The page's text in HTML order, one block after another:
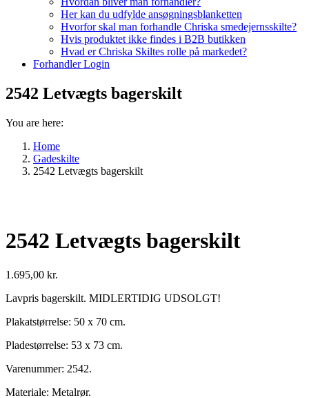
Her kan du udfylde ansøgningsblanketten
Hvorfor skal man forhandle Chriska smedejernsskilte?
Hvis produktet ikke findes i B2B butikken
Hvad er Chriska Skiltes rolle på markedet?
Forhandler Login
2542 Letvægts bagerskilt
You are here:
Home
Gadeskilte
2542 Letvægts bagerskilt
2542 Letvægts bagerskilt
1.695,00 kr.
Lavpris bagerskilt. MIDLERTIDIG UDSOLGT!
Plakatstørrelse: 50 x 70 cm.
Pladestørrelse: 53 x 73 cm.
Varenummer: 2542.
Materiale: Metalrør.